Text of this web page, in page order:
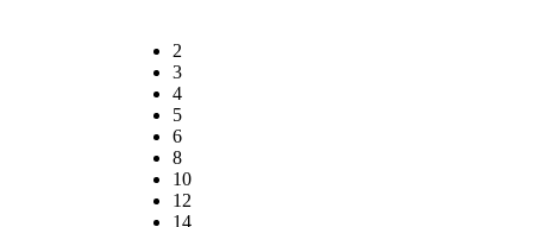
2
3
4
5
6
8
10
12
14